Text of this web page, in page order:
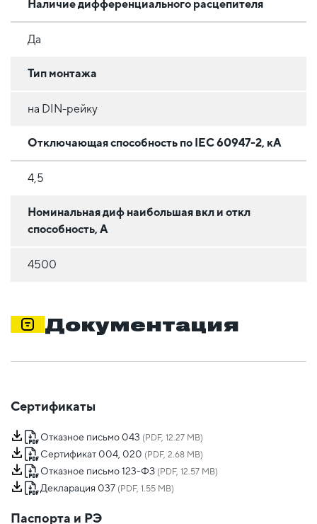
Наличие дифференциального расцепителя
Да
Тип монтажа
на DIN-рейку
Отключающая способность по IEC 60947-2, кА
4,5
Номинальная диф наибольшая вкл и откл
способность, А
4500
Документация
Сертификаты
Отказное письмо 043 (PDF, 12.27 MB)
Сертификат 004, 020 (PDF, 2.68 MB)
Отказное письмо 123-ФЗ (PDF, 12.57 MB)
Декларация 037 (PDF, 1.55 MB)
Паспорта и РЭ